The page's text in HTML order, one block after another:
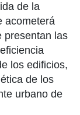
de la
acometerá
presentan las
los edificios,
de los
urbano de